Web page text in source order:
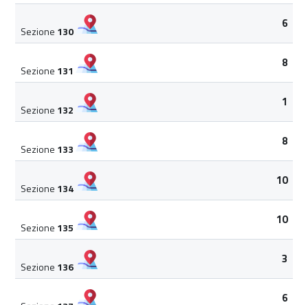
Sezione 130
6
Sezione 131
8
Sezione 132
1
Sezione 133
8
Sezione 134
10
Sezione 135
10
Sezione 136
3
6